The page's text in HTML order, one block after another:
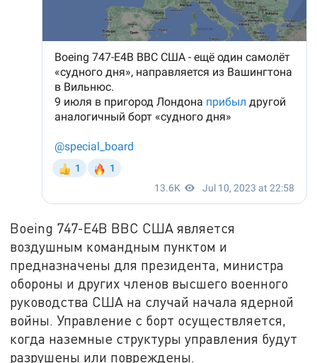
Boeing 747-E4B ВВС США является
воздушным командным пунктом и
предназначены для президента, министра
обороны и других членов высшего военного
руководства США на случай начала ядерной
войны. Управление с борт осуществляется,
когда наземные структуры управления будут
разрушены или повреждены.